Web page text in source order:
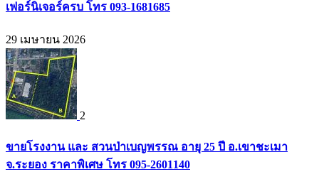
เฟอร์นิเจอร์ครบ โทร 093-1681685
29 เมษายน 2026
2
ขายโรงงาน และ สวนป่าเบญพรรณ อายุ 25 ปี อ.เขาชะเมา
จ.ระยอง ราคาพิเศษ โทร 095-2601140